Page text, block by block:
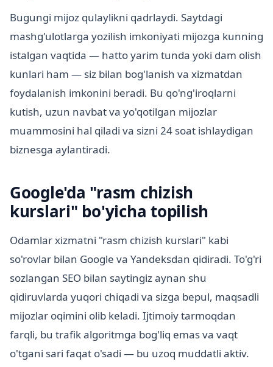
Bugungi mijoz qulaylikni qadrlaydi. Saytdagi
mashg'ulotlarga yozilish imkoniyati mijozga kunning
istalgan vaqtida — hatto yarim tunda yoki dam olish
kunlari ham — siz bilan bog'lanish va xizmatdan
foydalanish imkonini beradi. Bu qo'ng'iroqlarni
kutish, uzun navbat va yo'qotilgan mijozlar
muammosini hal qiladi va sizni 24 soat ishlaydigan
biznesga aylantiradi.
Google'da "rasm chizish
kurslari" bo'yicha topilish
Odamlar xizmatni "rasm chizish kurslari" kabi
so'rovlar bilan Google va Yandeksdan qidiradi. To'g'ri
sozlangan SEO bilan saytingiz aynan shu
qidiruvlarda yuqori chiqadi va sizga bepul, maqsadli
mijozlar oqimini olib keladi. Ijtimoiy tarmoqdan
farqli, bu trafik algoritmga bog'liq emas va vaqt
o'tgani sari faqat o'sadi — bu uzoq muddatli aktiv.